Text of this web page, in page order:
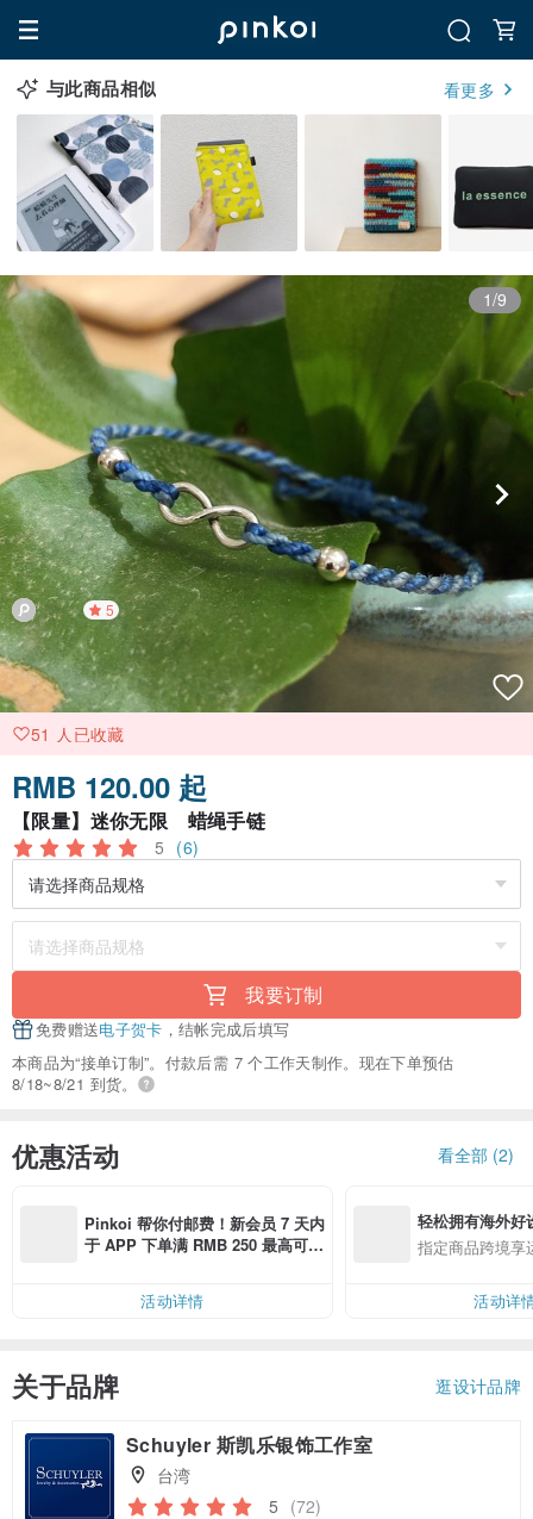
与此商品相似 看更多
1/9
5
51 人已收藏
RMB 120.00 起
【限量】迷你无限 蜡绳手链
5 (6)
我要订制
免费赠送电子贺卡 ，结帐完成后填写
本商品为“接单订制”。付款后需 7 个工作天制作。现在下单预估
8/18~8/21 到货。
优惠活动 看全部 (2)
Pinkoi 帮你付邮费！新会员 7 天内
于 APP 下单满 RMB 250 最高可折
活动详情
轻松拥有海外好
指定商品跨境享
活动详
关于品牌 逛设计品牌
Schuyler 斯凯乐银饰工作室
台湾
5 (72)